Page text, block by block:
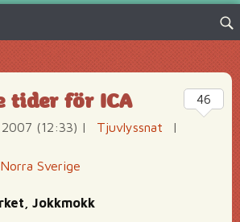
Sök
tider för ICA
(12:33) | Tjuvlyssnat
|
Norra Sverige
Jokkmokk
46